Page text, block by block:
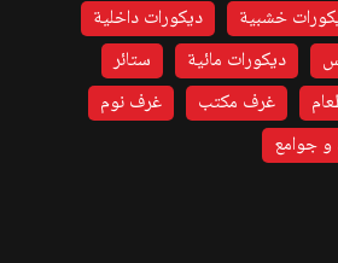
خشبية
ديكورات داخلية
ديكورات مائية
ستائر
غرف مكتب
غرف نوم
جوامع